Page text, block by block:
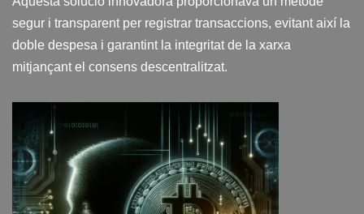
segur i transparent per registrar transaccions, evitant així la
doble despesa i garantint la integritat de la xarxa
mitjançant el consens descentralitzat.